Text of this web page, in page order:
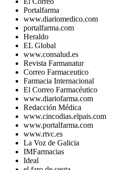
Portalfarma
www.diariomedico.com
portalfarma.com
Heraldo
EL Global
www.consalud.es
Revista Farmanatur
Correo Farmaceutico
Farmacia Internacional
El Correo Farmacéutico
www.diariofarma.com
Redacción Médica
www.cincodias.elpais.com
www.portalfarma.com
www.rtvc.es
La Voz de Galicia
IMFarmacias
Ideal